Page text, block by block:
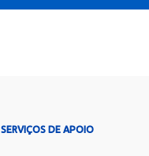
SERVIÇOS DE APOIO